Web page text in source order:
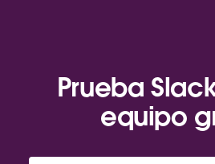
Prueba
equipo